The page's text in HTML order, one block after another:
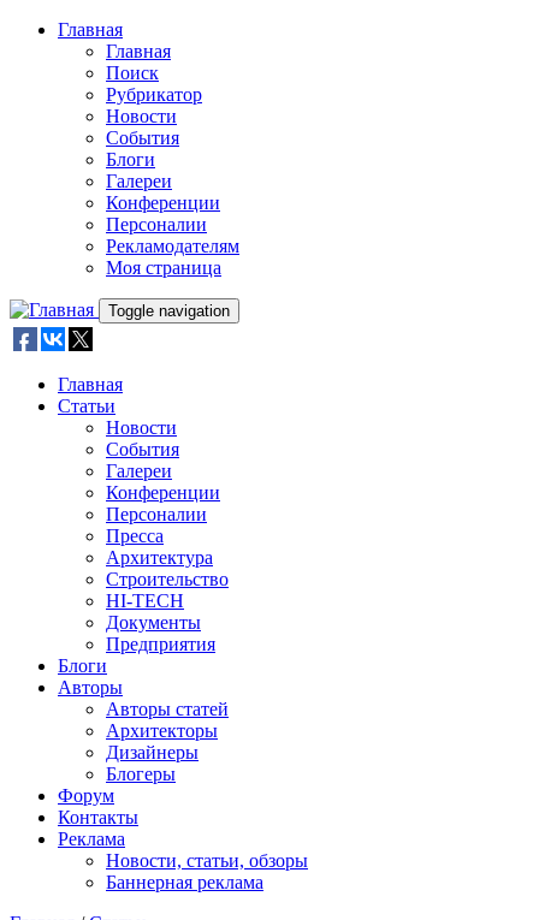
Skip to main content
Главная
Главная
Поиск
Рубрикатор
Новости
События
Блоги
Галереи
Конференции
Персоналии
Рекламодателям
Моя страница
Toggle navigation
Главная
Статьи
Новости
События
Галереи
Конференции
Персоналии
Пресса
Архитектура
Строительство
HI-TECH
Документы
Предприятия
Блоги
Авторы
Авторы статей
Архитекторы
Дизайнеры
Блогеры
Форум
Контакты
Реклама
Новости, статьи, обзоры
Баннерная реклама